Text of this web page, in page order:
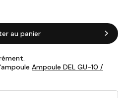
au panier
Ampoule DEL GU-10 /